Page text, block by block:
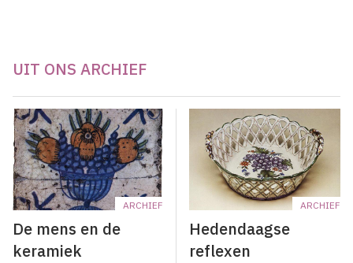
UIT ONS ARCHIEF
ARCHIEF
De mens en de
keramiek
ARCHIEF
Hedendaagse
reflexen